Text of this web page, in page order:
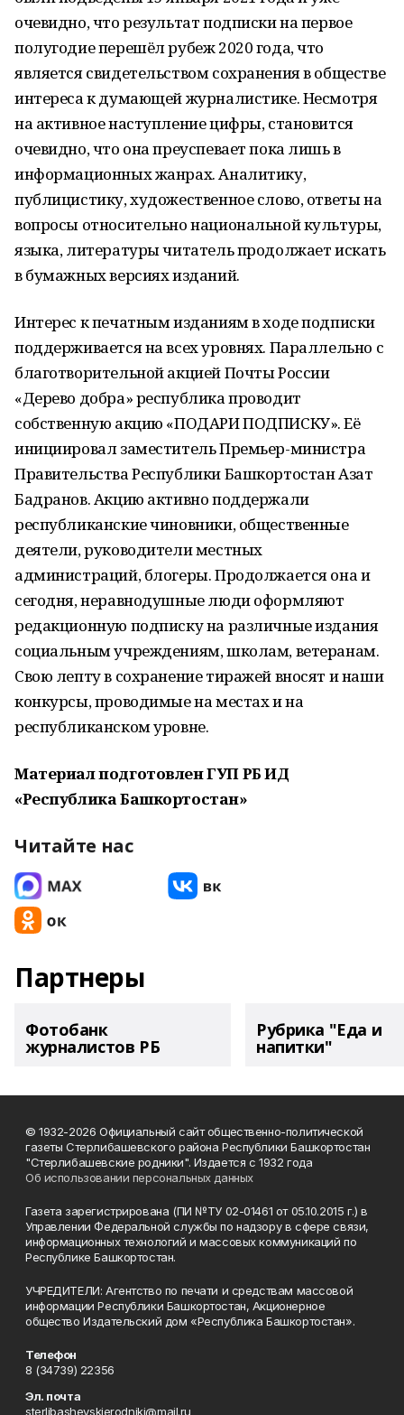
очевидно, что результат подписки на первое
полугодие перешёл рубеж 2020 года, что
является свидетельством сохранения в обществе
интереса к думающей журналистике. Несмотря
на активное наступление цифры, становится
очевидно, что она преуспевает пока лишь в
информационных жанрах. Аналитику,
публицистику, художественное слово, ответы на
вопросы относительно национальной культуры,
языка, литературы читатель продолжает искать
в бумажных версиях изданий.
Интерес к печатным изданиям в ходе подписки
поддерживается на всех уровнях. Параллельно с
благотворительной акцией Почты России
«Дерево добра» республика проводит
собственную акцию «ПОДАРИ ПОДПИСКУ». Её
инициировал заместитель Премьер-министра
Правительства Республики Башкортостан Азат
Бадранов. Акцию активно поддержали
республиканские чиновники, общественные
деятели, руководители местных
администраций, блогеры. Продолжается она и
сегодня, неравнодушные люди оформляют
редакционную подписку на различные издания
социальным учреждениям, школам, ветеранам.
Свою лепту в сохранение тиражей вносят и наши
конкурсы, проводимые на местах и на
республиканском уровне.
Материал подготовлен ГУП РБ ИД
«Республика Башкортостан»
Читайте нас
Партнеры
Фотобанк
журналистов РБ
Рубрика "Еда и
напитки"
© 1932-2026 Официальный сайт общественно-политической
газеты Стерлибашевского района Республики Башкортостан
"Стерлибашевские родники". Издается с 1932 года
Об использовании персональных данных
Газета зарегистрирована (ПИ №ТУ 02-01461 от 05.10.2015 г.) в
Управлении Федеральной службы по надзору в сфере связи,
информационных технологий и массовых коммуникаций по
Республике Башкортостан.
УЧРЕДИТЕЛИ: Агентство по печати и средствам массовой
информации Республики Башкортостан, Акционерное
общество Издательский дом «Республика Башкортостан».
Телефон
8 (34739) 22356
Эл. почта
sterlibashevskierodniki@mail.ru